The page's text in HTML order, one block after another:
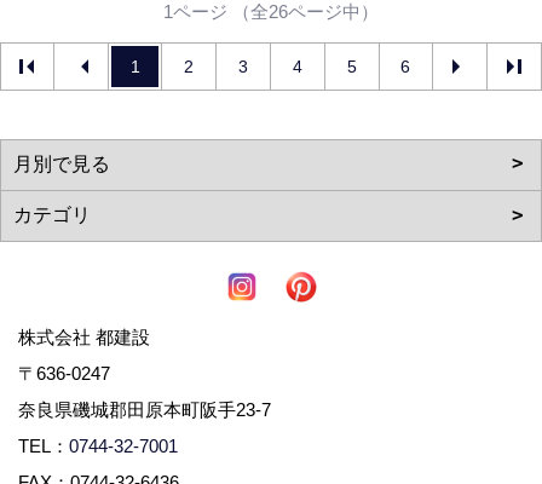
1ページ （全26ページ中）
1 2 3 4 5 6
株式会社 都建設
〒636-0247
奈良県磯城郡田原本町阪手23-7
TEL： 0744-32-7001